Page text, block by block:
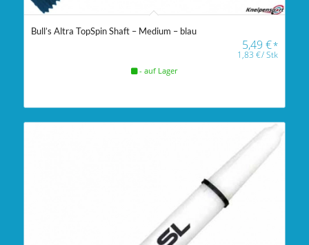
Bull’s Altra TopSpin Shaft – Medium – blau
5,49€*
1,83€/Stk
- auf Lager